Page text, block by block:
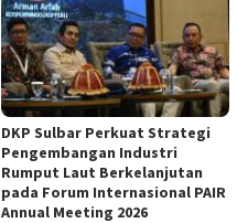
DKP Sulbar Perkuat Strategi
Pengembangan Industri
Rumput Laut Berkelanjutan
pada Forum Internasional PAIR
Annual Meeting 2026